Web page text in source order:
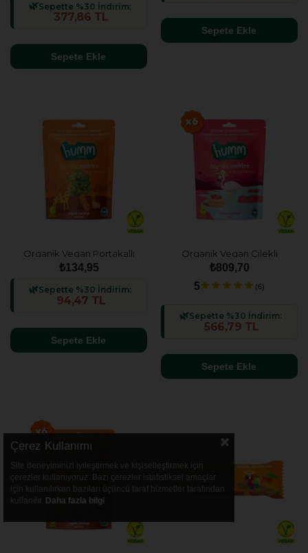
Sepette %30 İndirim:
377,86 TL
Sepete Ekle
Sepete Ekle
Organik Vegan Portakallı
Kurabiye - 55g
₺134,95
Sepette %30 İndirim:
94,47 TL
Sepete Ekle
Organik Vegan Çilekli
Kurabiye Atıştırmalık Paketi -
6 adet
₺809,70
5
(6)
Sepette %30 İndirim:
566,79 TL
Sepete Ekle
Çerez Kullanımı
Site deneyiminizi iyileştirmek ve kişiselleştirmek için
çerezler kullanıyoruz. Bazı çerezler istatistiksel amaçlar
için kullanılırken bazıları üçüncü taraf hizmetler tarafından
kullanılır. Daha fazla bilgi